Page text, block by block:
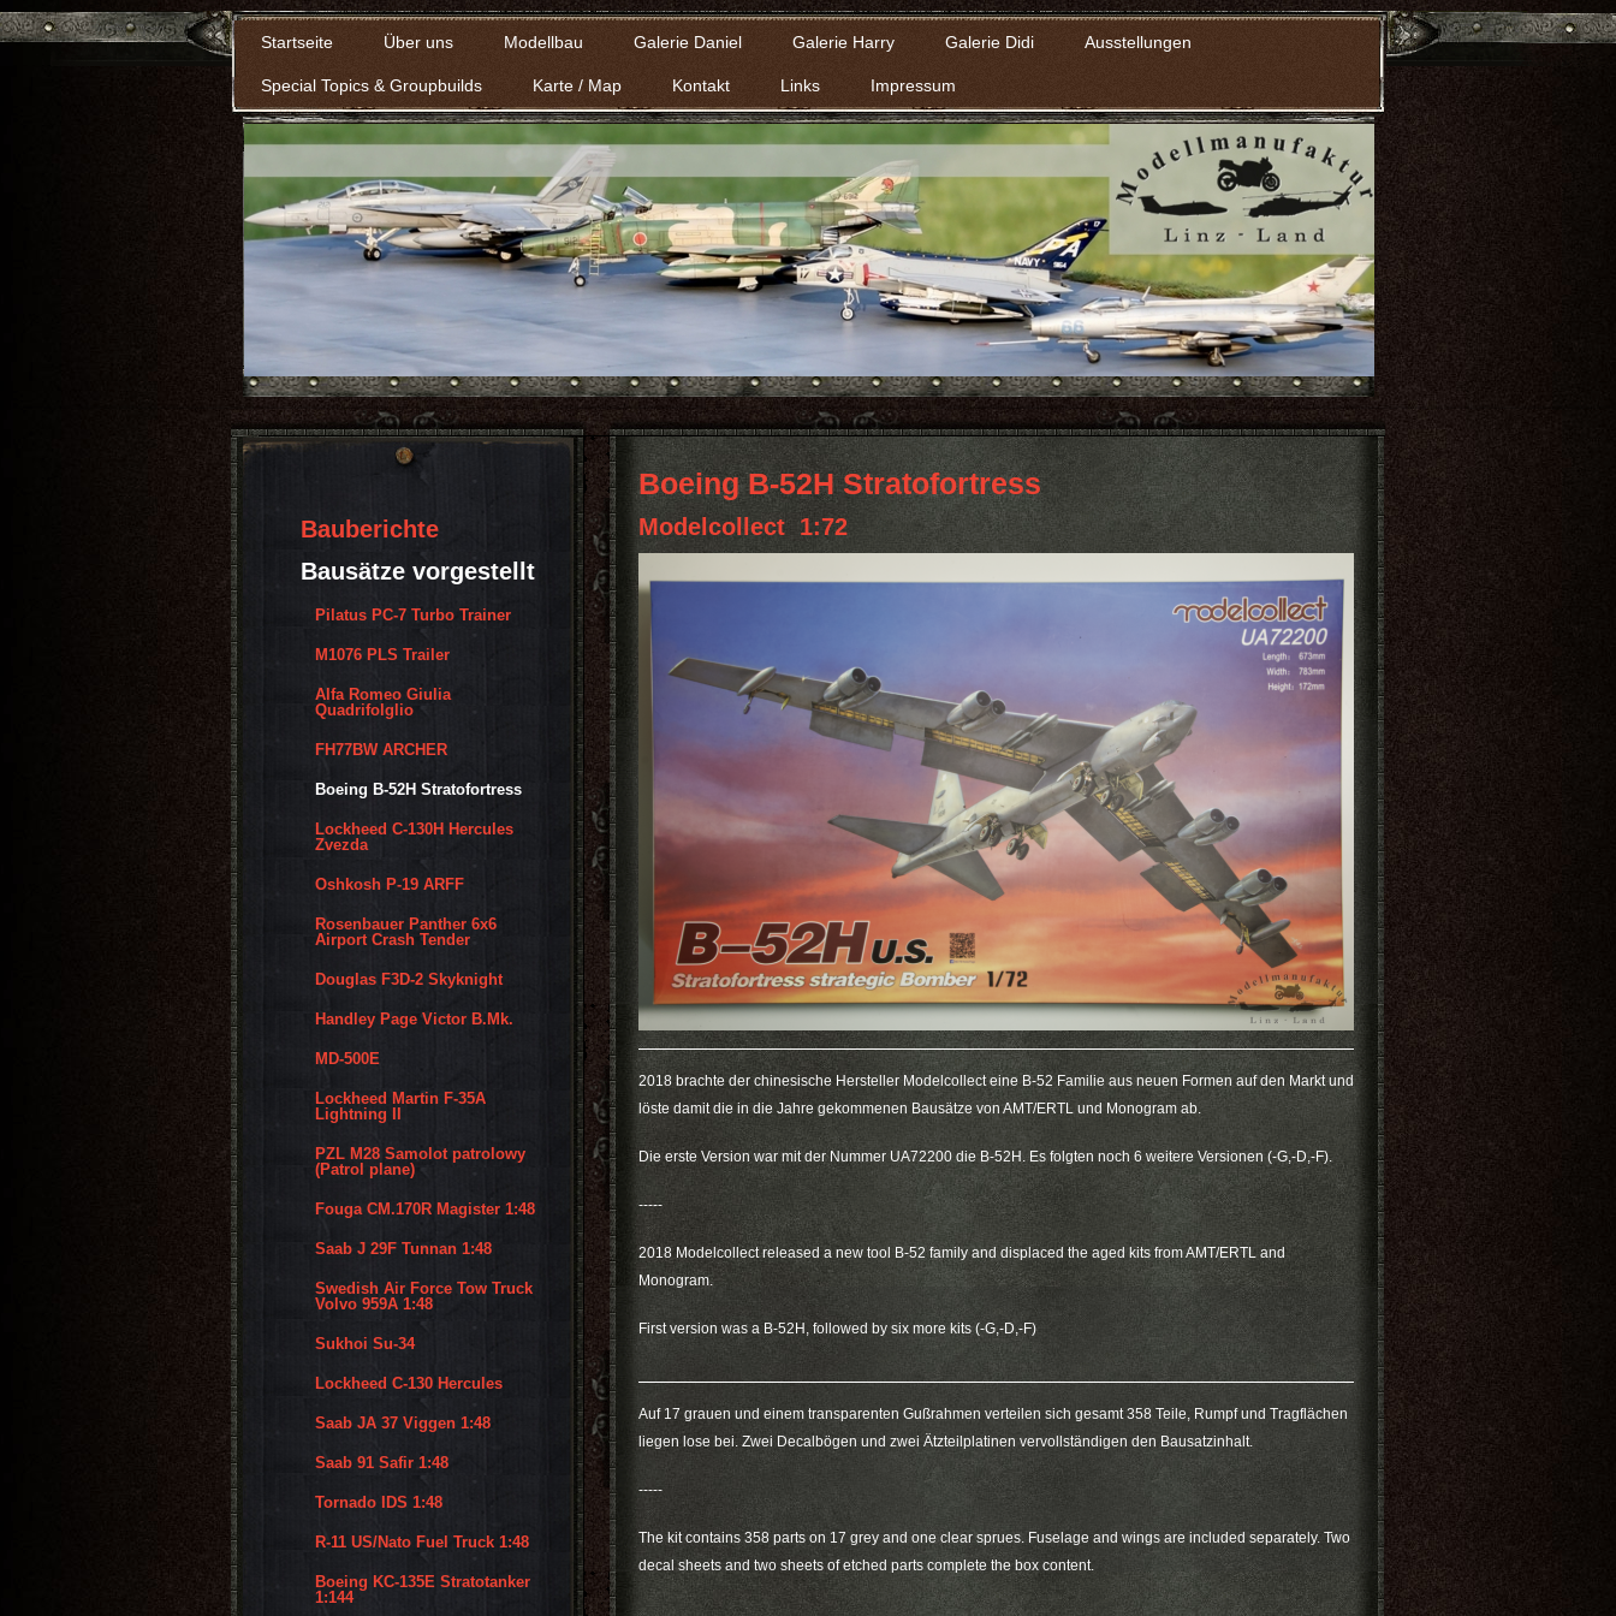
Startseite Über uns Modellbau Galerie Daniel Galerie Harry Galerie Didi Ausstellungen
Special Topics & Groupbuilds Karte / Map Kontakt Links Impressum
Boeing B-52H Stratofortress
Modelcollect 1:72
2018 brachte der chinesische Hersteller Modelcollect eine B-52 Familie aus neuen Formen auf den Markt und
löste damit die in die Jahre gekommenen Bausätze von AMT/ERTL und Monogram ab.
Die erste Version war mit der Nummer UA72200 die B-52H. Es folgten noch 6 weitere Versionen (-G,-D,-F).
-----
2018 Modelcollect released a new tool B-52 family and displaced the aged kits from AMT/ERTL and
Monogram.
First version was a B-52H, followed by six more kits (-G,-D,-F)
Auf 17 grauen und einem transparenten Gußrahmen verteilen sich gesamt 358 Teile, Rumpf und Tragflächen
liegen lose bei. Zwei Decalbögen und zwei Ätzteilplatinen vervollständigen den Bausatzinhalt.
-----
The kit contains 358 parts on 17 grey and one clear sprues. Fuselage and wings are included separately. Two
decal sheets and two sheets of etched parts complete the box content.
Bauberichte
Bausätze vorgestellt
Pilatus PC-7 Turbo Trainer
M1076 PLS Trailer
Alfa Romeo Giulia
Quadrifolglio
FH77BW ARCHER
Boeing B-52H Stratofortress
Lockheed C-130H Hercules
Zvezda
Oshkosh P-19 ARFF
Rosenbauer Panther 6x6
Airport Crash Tender
Douglas F3D-2 Skyknight
Handley Page Victor B.Mk.
MD-500E
Lockheed Martin F-35A
Lightning II
PZL M28 Samolot patrolowy
(Patrol plane)
Fouga CM.170R Magister 1:48
Saab J 29F Tunnan 1:48
Swedish Air Force Tow Truck
Volvo 959A 1:48
Sukhoi Su-34
Lockheed C-130 Hercules
Saab JA 37 Viggen 1:48
Saab 91 Safir 1:48
Tornado IDS 1:48
R-11 US/Nato Fuel Truck 1:48
Boeing KC-135E Stratotanker
1:144